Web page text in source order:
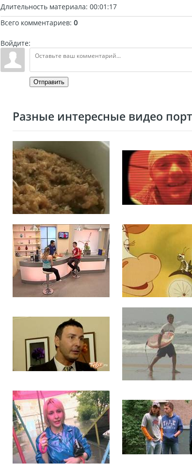
Длительность материала: 00:01:17
Всего комментариев: 0
Войдите:
Отправить
Разные интересные видео